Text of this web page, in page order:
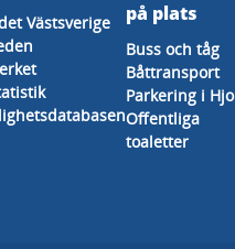
Västsverige
på plats
Buss och tåg
Båttransport
Parkering i Hjo
Offentliga
toaletter